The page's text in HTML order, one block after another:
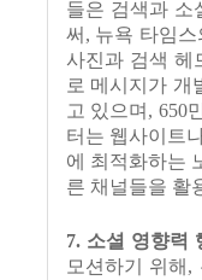
들은 검색과 소
써 , 뉴욕 타임
사진과 검색 헤
로 메시지가 개
고 있으며 , 650
터는 웹사이트
에 최적화하는
른 채널들을 활
7. 소셜 영향력
모션하기 위해 ,